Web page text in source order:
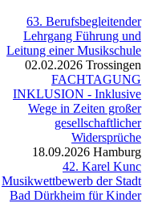
63. Berufsbegleitender
Lehrgang Führung und
Leitung einer Musikschule
02.02.2026 Trossingen
FACHTAGUNG
INKLUSION - Inklusive
Wege in Zeiten großer
gesellschaftlicher
Widersprüche
18.09.2026 Hamburg
42. Karel Kunc
Musikwettbewerb der Stadt
Bad Dürkheim für Kinder